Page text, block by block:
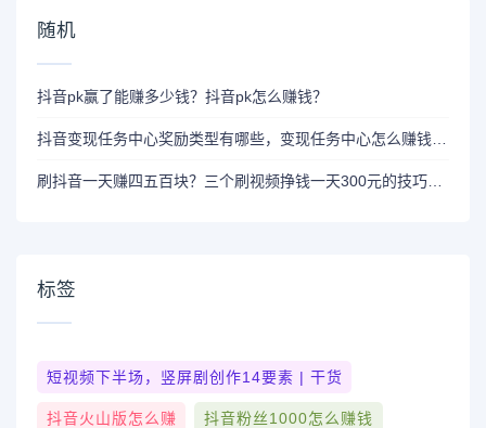
随机
抖音pk赢了能赚多少钱？抖音pk怎么赚钱？
标签
短视频下半场，竖屏剧创作14要素 | 干货
抖音火山版怎么赚 抖音粉丝1000怎么赚钱